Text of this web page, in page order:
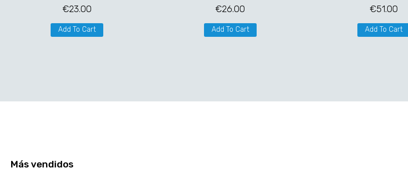
€23.00
Add To Cart
€26.00
Add To Cart
€51.00
Add To Cart
Más vendidos